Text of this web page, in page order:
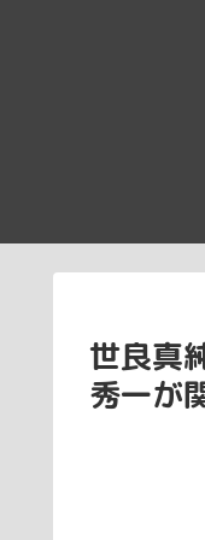
世良真
秀一が